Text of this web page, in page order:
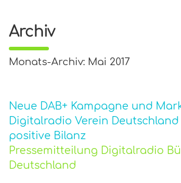
Archiv
Monats-Archiv: Mai 2017
Neue DAB+ Kampagne und
Digitalradio Verein
positive Bilanz
Pressemitteilung Digitalradio
Deutschland